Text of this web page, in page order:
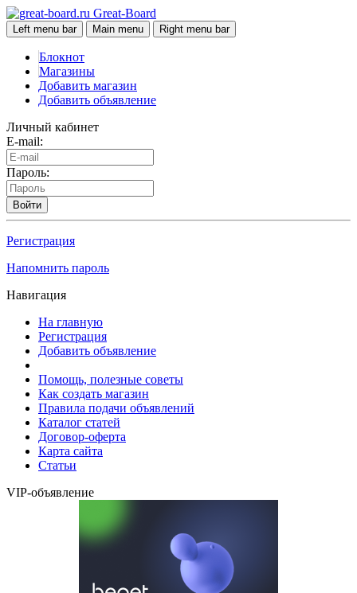
Great-Board
Left menu bar Main menu Right menu bar
Блокнот
Магазины
Добавить магазин
Добавить объявление
Личный кабинет
E-mail:
Пароль:
Войти
Регистрация
Напомнить пароль
Навигация
На главную
Регистрация
Добавить объявление
Помощь, полезные советы
Как создать магазин
Правила подачи объявлений
Каталог статей
Договор-оферта
Карта сайта
Статьи
VIP-объявление